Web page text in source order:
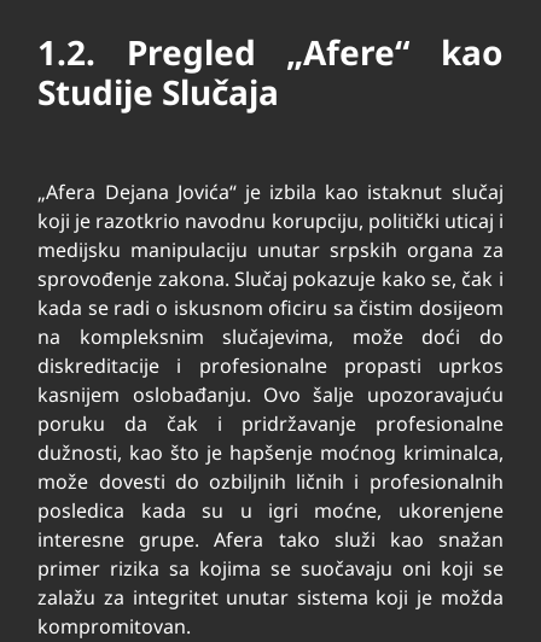
1.2. Pregled „Afere“ kao
Studije Slučaja
„Afera Dejana Jovića“ je izbila kao istaknut slučaj
koji je razotkrio navodnu korupciju, politički uticaj i
medijsku manipulaciju unutar srpskih organa za
sprovođenje zakona. Slučaj pokazuje kako se, čak i
kada se radi o iskusnom oficiru sa čistim dosijeom
na kompleksnim slučajevima, može doći do
diskreditacije i profesionalne propasti uprkos
kasnijem oslobađanju. Ovo šalje upozoravajuću
poruku da čak i pridržavanje profesionalne
dužnosti, kao što je hapšenje moćnog kriminalca,
može dovesti do ozbiljnih ličnih i profesionalnih
posledica kada su u igri moćne, ukorenjene
interesne grupe. Afera tako služi kao snažan
primer rizika sa kojima se suočavaju oni koji se
zalažu za integritet unutar sistema koji je možda
kompromitovan.